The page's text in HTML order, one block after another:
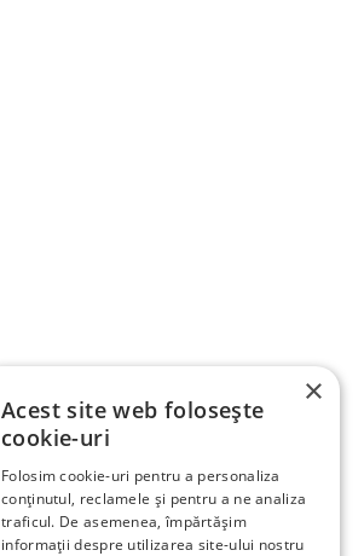
×
Acest site web folosește
cookie-uri
Folosim cookie-uri pentru a personaliza
conținutul, reclamele și pentru a ne analiza
traficul. De asemenea, împărtășim
informații despre utilizarea site-ului nostru